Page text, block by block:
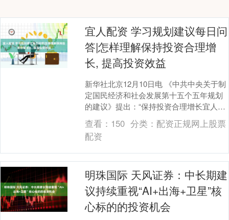
宜人配资 学习规划建议每日问
答|怎样理解保持投资合理增
长, 提高投资效益
新华社北京12月10日电 《中共中央关于制
定国民经济和社会发展第十五个五年规划
的建议》提出：“保持投资合理增长宜人配
资，提高投资效益。”这是对“十五五”乃至
更长....
查看： 150 分类： 配资正规网上股票
配资
明珠国际 天风证券：中长期建
议持续重视“AI+出海+卫星”核
心标的的投资机会